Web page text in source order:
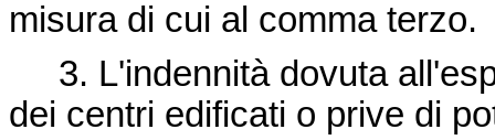
misura di cui al comma terzo.
3. L'indennità dovuta
dei centri edificati o prive di